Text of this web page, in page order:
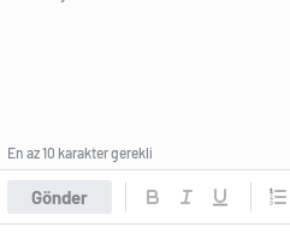
Gönder
En az 10 karakter gerekli